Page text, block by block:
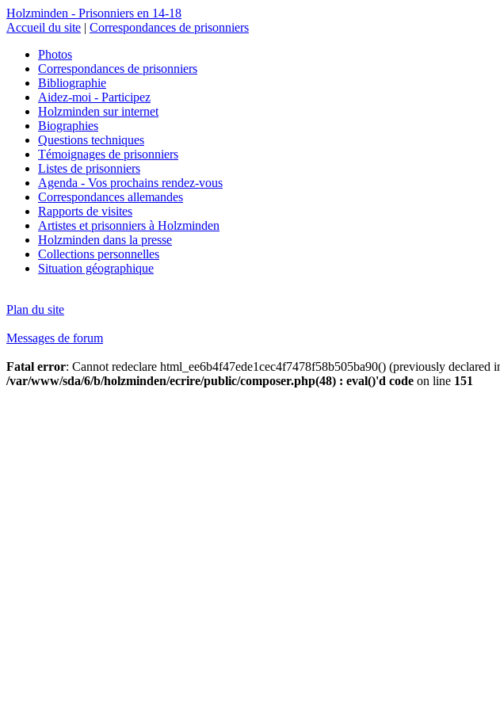
Holzminden - Prisonniers en 14-18
Accueil du site | Correspondances de prisonniers
Photos
Correspondances de prisonniers
Bibliographie
Aidez-moi - Participez
Holzminden sur internet
Biographies
Questions techniques
Témoignages de prisonniers
Listes de prisonniers
Agenda - Vos prochains rendez-vous
Correspondances allemandes
Rapports de visites
Artistes et prisonniers à Holzminden
Holzminden dans la presse
Collections personnelles
Situation géographique
Plan du site
Messages de forum
Fatal error: Cannot redeclare html_ee6b4f47ede1cec4f7478f58b505ba90() (previously
/var/www/sda/6/b/holzminden/ecrire/public/composer.php(48) : eval()'d code on line 151